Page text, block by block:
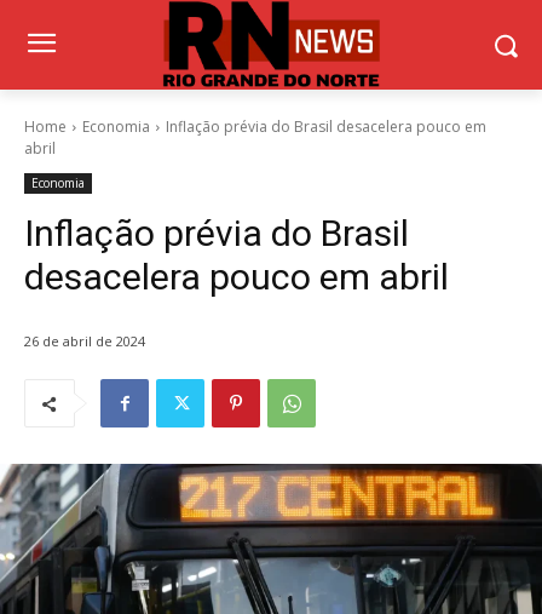
Home Economia
Inflação prévia do Brasil desacelera pouco em
abril
Economia
Inflação prévia do Brasil
desacelera pouco em abril
26 de abril de 2024